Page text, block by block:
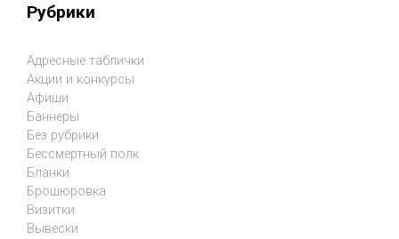
Рубрики
Адресные таблички
Акции и конкурсы
Афиши
Баннеры
Без рубрики
Бессмертный полк
Бланки
Брошюровка
Визитки
Вывески